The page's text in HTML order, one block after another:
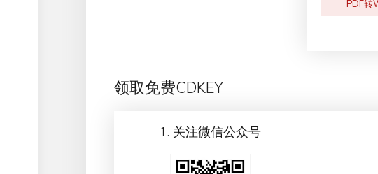
PDF转
领取免费CDKEY
1. 关注微信公众号